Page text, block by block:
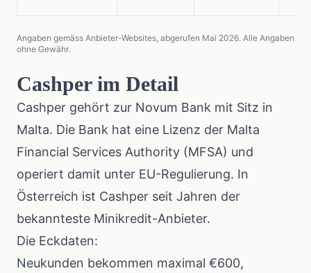
Angaben gemäss Anbieter-Websites, abgerufen Mai 2026. Alle Angaben
ohne Gewähr.
Cashper im Detail
Cashper gehört zur Novum Bank mit Sitz in
Malta. Die Bank hat eine Lizenz der Malta
Financial Services Authority (MFSA) und
operiert damit unter EU-Regulierung. In
Österreich ist Cashper seit Jahren der
bekannteste Minikredit-Anbieter.
Die Eckdaten:
Neukunden bekommen maximal €600,